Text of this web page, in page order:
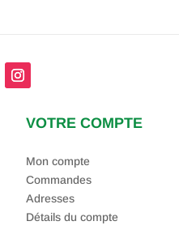
VOTRE COMPTE
Mon compte
Commandes
Adresses
Détails du compte